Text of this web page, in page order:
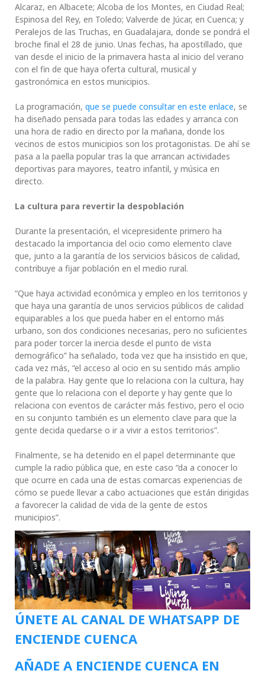
Alcaraz, en Albacete; Alcoba de los Montes, en Ciudad Real;
Espinosa del Rey, en Toledo; Valverde de Júcar, en Cuenca; y
Peralejos de las Truchas, en Guadalajara, donde se pondrá el
broche final el 28 de junio. Unas fechas, ha apostillado, que
van desde el inicio de la primavera hasta al inicio del verano
con el fin de que haya oferta cultural, musical y
gastronómica en estos municipios.
La programación, que se puede consultar en este enlace, se
ha diseñado pensada para todas las edades y arranca con
una hora de radio en directo por la mañana, donde los
vecinos de estos municipios son los protagonistas. De ahí se
pasa a la paella popular tras la que arrancan actividades
deportivas para mayores, teatro infantil, y música en
directo.
La cultura para revertir la despoblación
Durante la presentación, el vicepresidente primero ha
destacado la importancia del ocio como elemento clave
que, junto a la garantía de los servicios básicos de calidad,
contribuye a fijar población en el medio rural.
“Que haya actividad económica y empleo en los territorios y
que haya una garantía de unos servicios públicos de calidad
equiparables a los que pueda haber en el entorno más
urbano, son dos condiciones necesarias, pero no suficientes
para poder torcer la inercia desde el punto de vista
demográfico” ha señalado, toda vez que ha insistido en que,
cada vez más, “el acceso al ocio en su sentido más amplio
de la palabra. Hay gente que lo relaciona con la cultura, hay
gente que lo relaciona con el deporte y hay gente que lo
relaciona con eventos de carácter más festivo, pero el ocio
en su conjunto también es un elemento clave para que la
gente decida quedarse o ir a vivir a estos territorios”.
Finalmente, se ha detenido en el papel determinante que
cumple la radio pública que, en este caso “da a conocer lo
que ocurre en cada una de estas comarcas experiencias de
cómo se puede llevar a cabo actuaciones que están dirigidas
a favorecer la calidad de vida de la gente de estos
municipios”.
ÚNETE AL CANAL DE WHATSAPP DE
ENCIENDE CUENCA
AÑADE A ENCIENDE CUENCA EN